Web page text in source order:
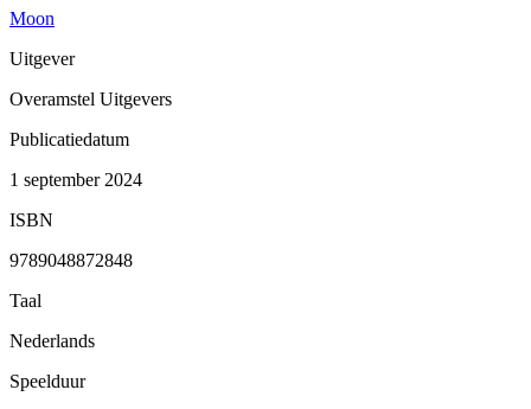
Moon
Uitgever
Overamstel Uitgevers
Publicatiedatum
1 september 2024
ISBN
9789048872848
Taal
Nederlands
Speelduur